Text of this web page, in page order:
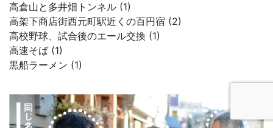
高倉山と多井畑トンネル (1)
高架下商店街西元町駅近くの百円宿 (2)
高校野球、試合後のエール交換 (1)
高速そば (1)
黒船ラーメン (1)